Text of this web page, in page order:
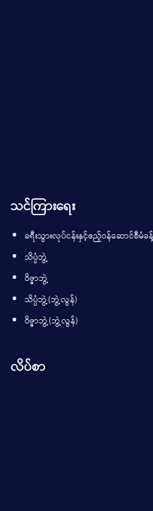
သင်ကြားရေး
ခရီးသွားလုပ်ငန်းနှင့်ဧည့်ဝန်ဆောင်
သိပ္ပံဘွဲ့
ဝိဇ္ဇာဘွဲ့
သိပ္ပံဘွဲ့(ဘွဲ့လွန်)
ဝိဇ္ဇာဘွဲ့(ဘွဲ့လွန်)
လိပ်စာ